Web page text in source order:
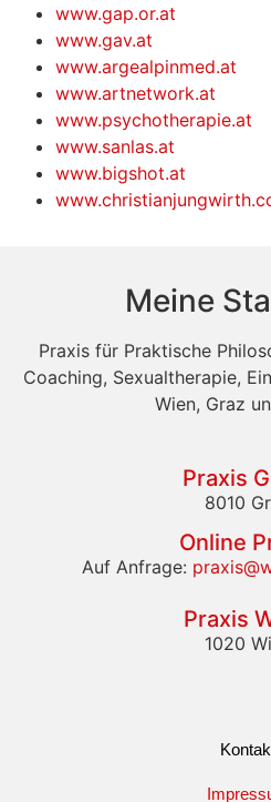
www.gap.or.at
www.gav.at
www.argealpinmed.at
www.artnetwork.at
www.psychotherapie.at
www.sanlas.at
www.bigshot.at
Meine
Praxis für Praktische
Coaching, Sexualtherapie,
Wien, Graz
Praxis
8010
Online
Auf Anfrage:
Praxis
1020